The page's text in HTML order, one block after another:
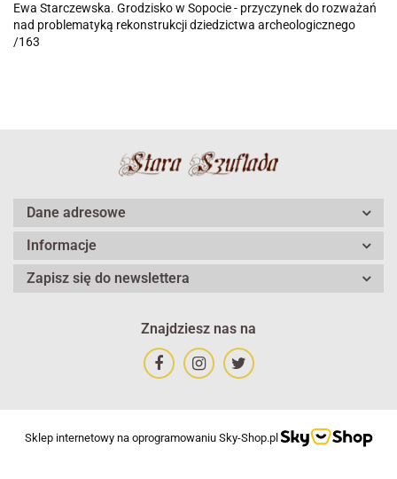
Ewa Starczewska. Grodzisko w Sopocie - przyczynek do rozważań
nad problematyką rekonstrukcji dziedzictwa archeologicznego
/163
Dane adresowe
Informacje
Zapisz się do newslettera
Znajdziesz nas na
Sklep internetowy na oprogramowaniu Sky-Shop.pl